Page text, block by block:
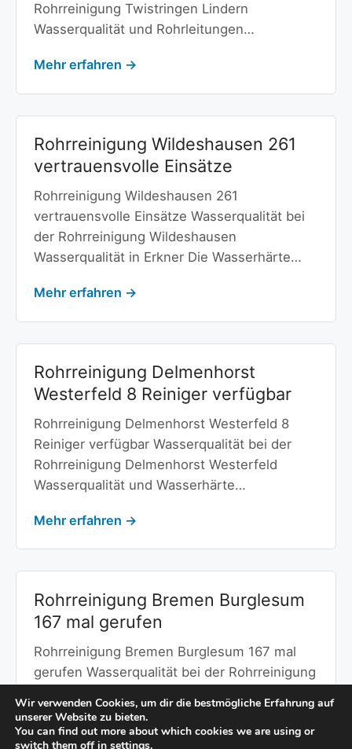
Rohrreinigung Twistringen Lindern
Wasserqualität und Rohrleitungen…
Mehr erfahren →
Rohrreinigung Wildeshausen 261
vertrauensvolle Einsätze
Rohrreinigung Wildeshausen 261
vertrauensvolle Einsätze Wasserqualität bei
der Rohrreinigung Wildeshausen
Wasserqualität in Erkner Die Wasserhärte…
Mehr erfahren →
Rohrreinigung Delmenhorst
Westerfeld 8 Reiniger verfügbar
Rohrreinigung Delmenhorst Westerfeld 8
Reiniger verfügbar Wasserqualität bei der
Rohrreinigung Delmenhorst Westerfeld
Wasserqualität und Wasserhärte…
Mehr erfahren →
Rohrreinigung Bremen Burglesum
167 mal gerufen
Rohrreinigung Bremen Burglesum 167 mal
gerufen Wasserqualität bei der Rohrreinigung
Wasserhärte…
Wir verwenden Cookies, um dir die bestmögliche Erfahrung auf
unserer Website zu bieten.
You can find out more about which cookies we are using or
switch them off in settings.